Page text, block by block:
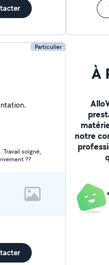
Particulier
ma présentation.
Travail soigné,
??
À
notre